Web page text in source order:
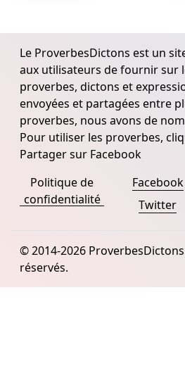
Le ProverbesDictons est un
aux utilisateurs de fournir sur
proverbes, dictons et
envoyées et partagées entre
proverbes, nous avons de
Pour utiliser les proverbes,
Partager sur Facebook
Politique de
confidentialité
Facebook
Twitter
© 2014-2026
réservés.